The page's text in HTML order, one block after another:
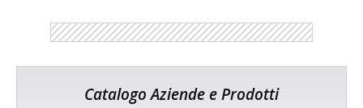
Catalogo Aziende e Prodotti